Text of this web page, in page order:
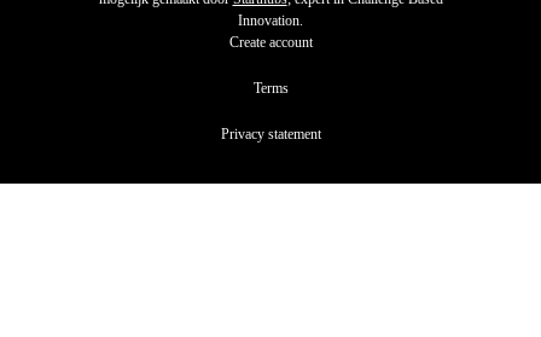
Innovation.
Create account
Terms
Privacy statement